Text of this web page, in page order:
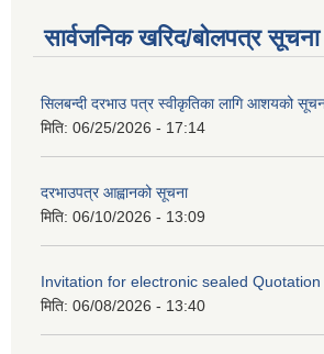
सार्वजनिक खरिद/बोलपत्र सूचना
सिलबन्दी दरभाउ पत्र स्वीकृतिका लागि आशयको
मिति: 06/25/2026 - 17:14
दरभाउपत्र आह्वानको सूचना
मिति: 06/10/2026 - 13:09
Invitation for electronic sealed Quotation
मिति: 06/08/2026 - 13:40